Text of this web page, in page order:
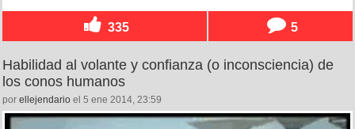
335 5
Habilidad al volante y confianza (o inconsciencia) de
los conos humanos
por ellejendario el 5 ene 2014, 23:59